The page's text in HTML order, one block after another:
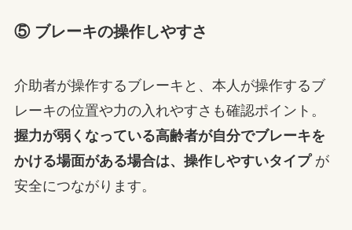
⑤ ブレーキの操作しやすさ
介助者が操作するブレーキと、本人が操作するブ
レーキの位置や力の入れやすさも確認ポイント。
握力が弱くなっている高齢者が自分でブレーキを
かける場面がある場合は、操作しやすいタイプが
安全につながります。